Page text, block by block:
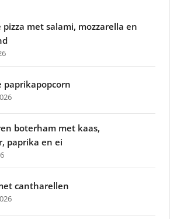
pizza met salami, mozzarella en
paprikapopcorn
boterham met kaas,
paprika en ei
cantharellen